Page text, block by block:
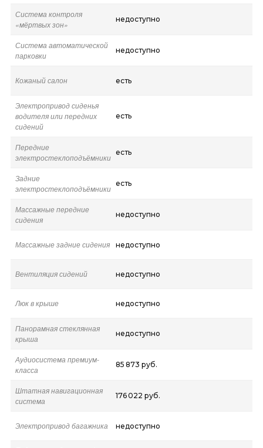
Система контроля
«мёртвых зон»
недоступно
Система автоматической
парковки
недоступно
Кожаный салон есть
Электропривод сиденья
водителя или передних
сидений
есть
Передние
электростеклоподъёмники
есть
Задние
электростеклоподъёмники
есть
Массажные передние
сидения
недоступно
Массажные задние сидения недоступно
Вентиляция сидений недоступно
Люк в крыше недоступно
Панорамная стеклянная
крыша
недоступно
Аудиосистема премиум-
класса
85 873 руб.
Штатная навигационная
система
176 022 руб.
Электропривод багажника недоступно